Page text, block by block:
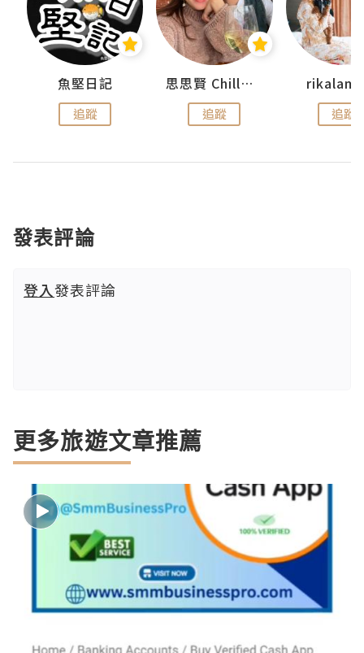
魚堅日記
追蹤
思思賢 ChillMyBabe
追蹤 追蹤
發表評論
登入發表評論
更多旅遊文章推薦